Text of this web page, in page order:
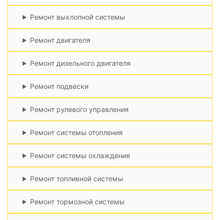
Ремонт выхлопной системы
Ремонт двигателя
Ремонт дизельного двигателя
Ремонт подвески
Ремонт рулевого управления
Ремонт системы отопления
Ремонт системы охлаждения
Ремонт топливной системы
Ремонт тормозной системы